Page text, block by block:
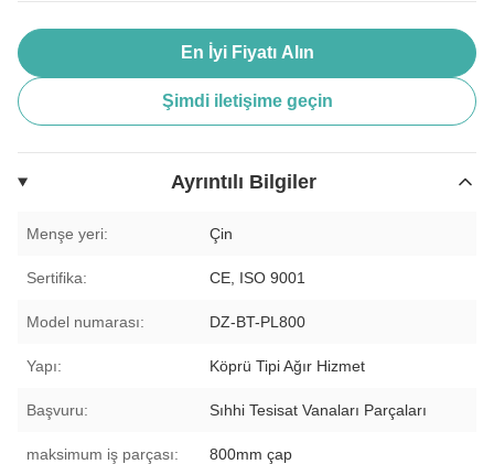
En İyi Fiyatı Alın
Şimdi iletişime geçin
Ayrıntılı Bilgiler
Menşe yeri: Çin
Sertifika: CE, ISO 9001
Model numarası: DZ-BT-PL800
Yapı: Köprü Tipi Ağır Hizmet
Başvuru: Sıhhi Tesisat Vanaları Parçaları
maksimum iş parçası: 800mm çap